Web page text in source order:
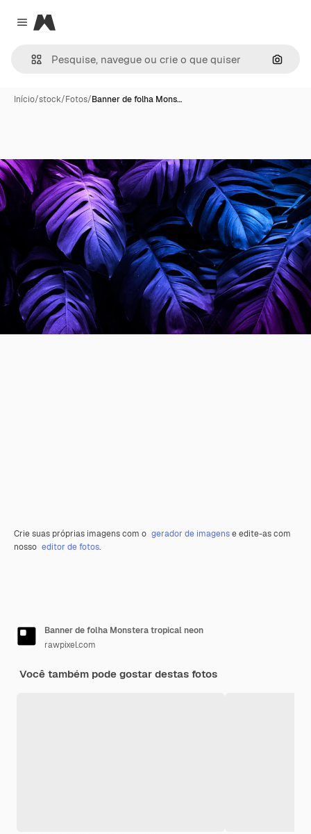
Close menu
Magnific
Início/stock/Fotos/Banner de folha Mons…
Crie suas próprias imagens com o gerador de imagense edite-as com
nosso editor de fotos.
Banner de folha Monstera tropical neon
rawpixel.com
Você também pode gostar destas fotos